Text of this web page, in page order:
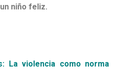
niño feliz.
La violencia como norma